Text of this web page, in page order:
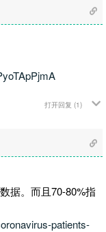
打开回复 (1)
据。而且70-80%指
patients-